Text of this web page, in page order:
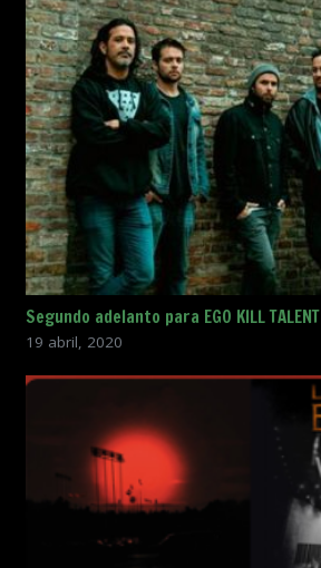
Segundo adelanto para EGO KILL TALENT
19 abril, 2020